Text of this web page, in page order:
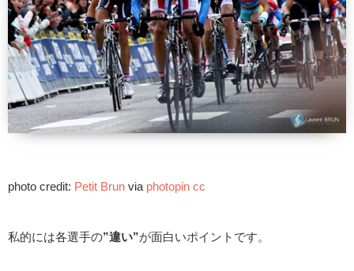
photo credit: Petit Brun via photopin cc
私的には各選手の”違い”が面白いポイントです。